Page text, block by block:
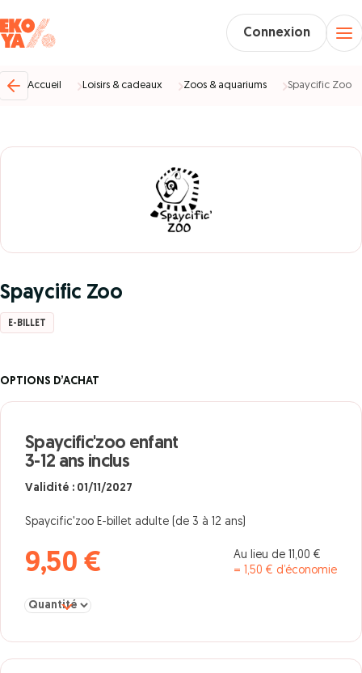
Connexion
Accueil Loisirs & cadeaux Zoos & aquariums Spaycific Zoo
Spaycific Zoo
E-BILLET
OPTIONS D’ACHAT
Spaycific'zoo enfant
3-12 ans inclus
Validité : 01/11/2027
Spaycific'zoo E-billet adulte (de 3 à 12 ans)
9,50 €
Au lieu de 11,00 €
= 1,50 € d’économie
Sélectionner la quantité pour Spaycific'zoo enfant 3-12 ans